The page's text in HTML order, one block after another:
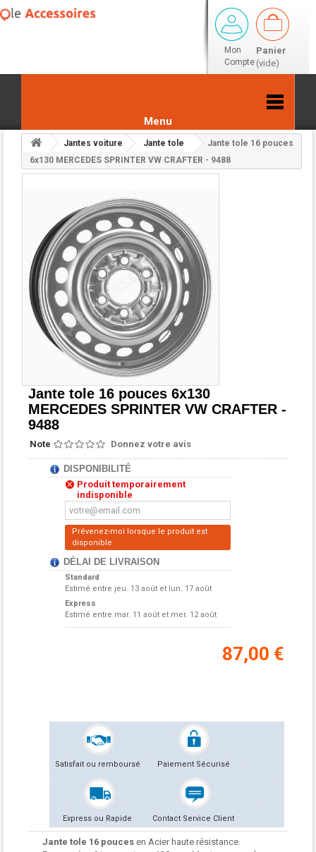
Mon
Compte
Panier
(vide)
Menu
Jantes voiture Jante tole
Jante tole 16 pouces
6x130 MERCEDES SPRINTER VW CRAFTER - 9488Retour aux résultats
Jante tole 16 pouces 6x130
MERCEDES SPRINTER VW CRAFTER -
9488
Note Donnez votre avis
DISPONIBILITÉ
Produit temporairement
indisponible
Prévenez-moi lorsque le produit est
disponible
DÉLAI DE LIVRAISON
Standard
Estimé entre jeu. 13 août et lun. 17 août
Express
Estimé entre mar. 11 août et mer. 12 août
87,00 €
Satisfait ou remboursé Paiement Sécurisé
Express ou Rapide Contact Service Client
Jante tole 16 pouces en Acier haute résistance.